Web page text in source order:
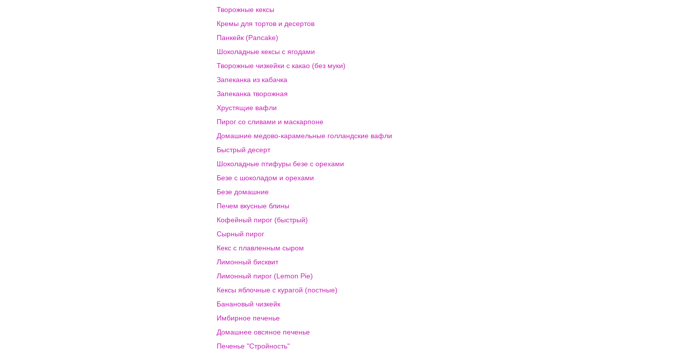
Творожные кексы
Кремы для тортов и десертов
Панкейк (Pancake)
Шоколадные кексы с ягодами
Творожные чизкейки с какао (без муки)
Запеканка из кабачка
Запеканка творожная
Хрустящие вафли
Пирог со сливами и маскарпоне
Домашние медово-карамельные голландские вафли
Быстрый десерт
Шоколадные птифуры безе с орехами
Безе с шоколадом и орехами
Безе домашние
Печем вкусные блины
Кофейный пирог (быстрый)
Сырный пирог
Кекс с плавленным сыром
Лимонный бисквит
Лимонный пирог (Lemon Pie)
Кексы яблочные с курагой (постные)
Банановый чизкейк
Имбирное печенье
Домашнее овсяное печенье
Печенье "Стройность"